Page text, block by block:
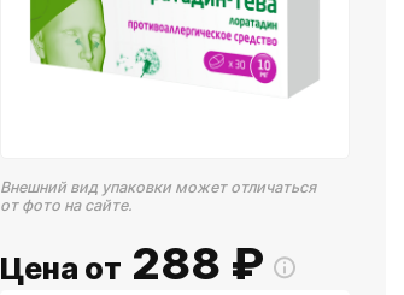
Внешний вид упаковки может отличаться
от фото на сайте.
Цена от 288 ₽